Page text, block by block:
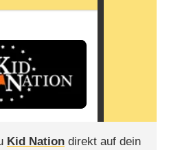
Kid Nationdirekt auf dein